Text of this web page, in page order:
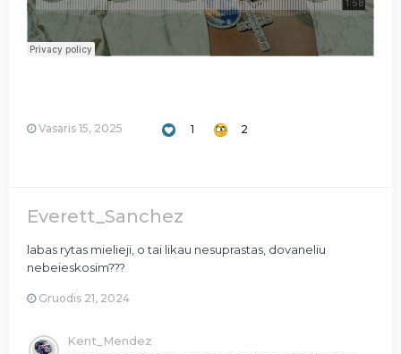
Vasaris 15, 2025 1 2
Everett_Sanchez
labas rytas mielieji, o tai likau nesuprastas, dovaneliu
nebeieskosim???
Gruodis 21, 2024
Kent_Mendez